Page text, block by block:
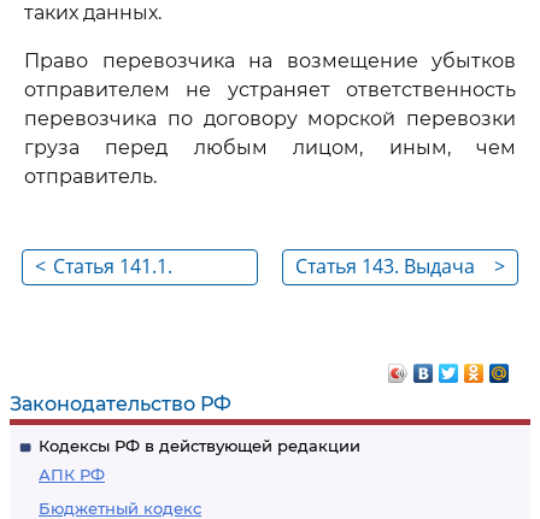
Законодательство РФ
Кодексы РФ в действующей редакции
АПК РФ
Бюджетный кодекс
таких данных.
Право перевозчика на возмещение убытков
отправителем не устраняет ответственность
перевозчика по договору морской перевозки
груза перед любым лицом, иным, чем
отправитель.
< Статья 141.1.
>
Статья 143. Выдача
коносамента